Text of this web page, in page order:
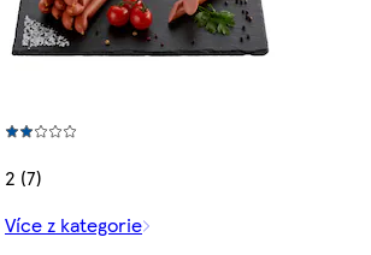
2 (7)
Více z kategorie